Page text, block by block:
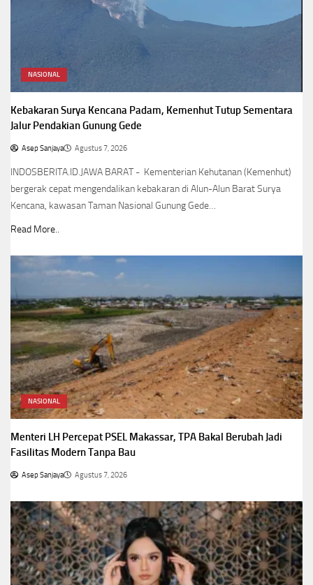
NASIONAL
Kebakaran Surya Kencana Padam, Kemenhut Tutup Sementara
Jalur Pendakian Gunung Gede
Asep Sanjaya Agustus 7, 2026
INDOSBERITA.ID.JAWA BARAT - Kementerian Kehutanan (Kemenhut)
bergerak cepat mengendalikan kebakaran di Alun-Alun Barat Surya
Kencana, kawasan Taman Nasional Gunung Gede…
Read More..
NASIONAL
Menteri LH Percepat PSEL Makassar, TPA Bakal Berubah Jadi
Fasilitas Modern Tanpa Bau
Asep Sanjaya Agustus 7, 2026